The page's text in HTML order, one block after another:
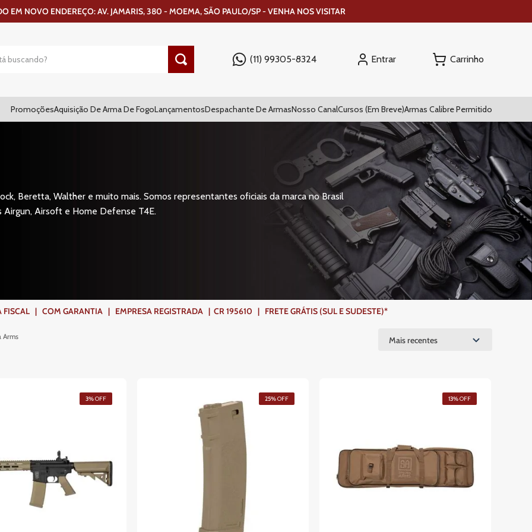
EM NOVO ENDEREÇO: AV. JAMARIS, 380 - MOEMA, SÃO PAULO/SP - VENHA NOS VISITAR
(11) 99305-8324 Entrar
PromoçõesAquisição De Arma De FogoLançamentosDespachante De ArmasNosso CanalCursos (Em Breve)Armas Calibre Permitido
Beretta, Walther e muito mais. Somos representantes oficiais da marca no Brasil
Airsoft e Home Defense T4E.
| COM GARANTIA | EMPRESA REGISTRADA | CR 195610 | FRETE GRÁTIS (SUL E SUDESTE)*
Arms Mais recentes
3%OFF 25%OFF 13%OFF